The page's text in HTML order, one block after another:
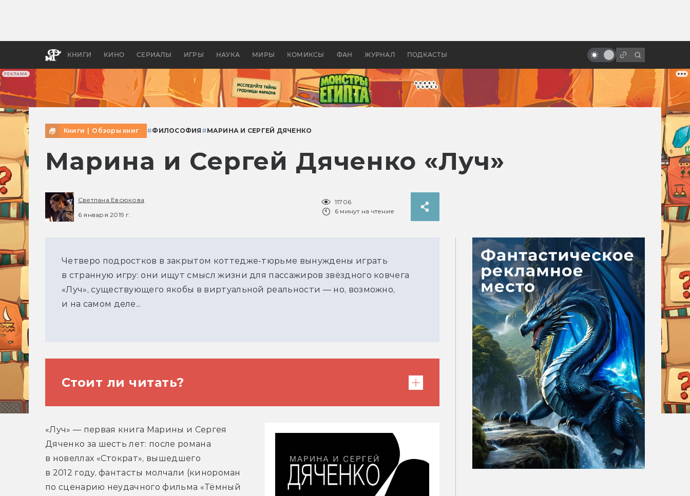
РЕКЛАМА
КНИГИ КИНО СЕРИАЛЫ ИГРЫ НАУКА МИРЫ КОМИКСЫ ФАН ЖУРНАЛ ПОДКАСТЫ
бы «Властелина колец»
Древней Грецией
настоящему
Книги Обзоры книг #ФИЛОСОФИЯ #МАРИНА И СЕРГЕЙ ДЯЧЕНКО
Марина и Сергей Дяченко «Луч»
Светлана Евсюкова
6 января 2019 г.
11706
6 минут на чтение
Четверо подростков в закрытом коттедже-тюрьме вынуждены играть
в странную игру: они ищут смысл жизни для пассажиров звёздного ковчега
«Луч», существующего якобы в виртуальной реальности — но, возможно,
и на самом деле...
Стоит ли читать?
Однозначно стоит, если не ждать от книги лёгкого развлекательного
чтения — работа здесь предстоит непростая.
«Луч» — первая книга Марины и Сергея
Дяченко за шесть лет: после романа
в новеллах «Стократ», вышедшего
в 2012 году, фантасты молчали (кинороман
по сценарию неудачного фильма «Тёмный